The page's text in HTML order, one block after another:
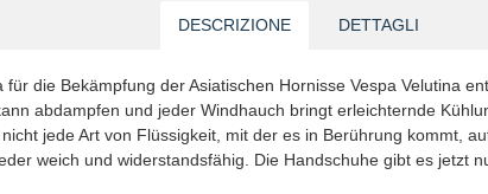
DESCRIZIONE DETTAGLI
die Bekämpfung der Asiatischen Hornisse Vespa Velutina
abdampfen und jeder Windhauch bringt erleichternde
jede Art von Flüssigkeit, mit der es in Berührung kommt,
weich und widerstandsfähig. Die Handschuhe gibt es jetzt